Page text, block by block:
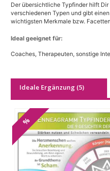
9
Gesichter
der
erkennen
Der übersichtliche Typfinder hilft
verschiedenen Typen und gibt
wichtigsten Merkmale bzw.
Ideal geeignet für:
Coaches, Therapeuten, sonstige
Ideale Ergänzung (5)